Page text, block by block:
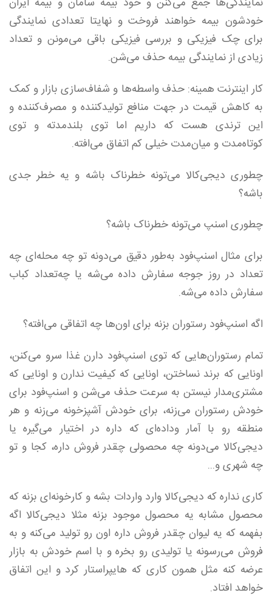
خودشون بیمه خواهند فروخت و نهایتا تعدادی نمایندگی
برای چک فیزیکی و بررسی فیزیکی باقی می‌مونن و تعداد
زیادی از نمایندگی بیمه حذف می‌شن.
کار اینترنت همینه: حذف واسطه‌ها و شفاف‌سازی بازار و کمک
به کاهش قیمت در جهت منافع تولید‌کننده و مصرف‌کننده و
این ترندی هست که داریم اما توی بلندمدته و توی
کوتاه‌مدت و میان‌مدت خیلی کم اتفاق می‌افته.
چطوری دیجی‌کالا می‌تونه خطرناک باشه و یه خطر جدی
باشه؟
چطوری اسنپ می‌تونه خطرناک باشه؟
برای مثال اسنپ‌فود به‌طور دقیق می‌دونه تو چه محله‌ای چه
تعداد در روز جوجه سفارش داده‌ می‌شه یا چه‌تعداد کباب
سفارش داده‌ می‌شه.
اگه اسنپ‌فود رستوران بزنه برای اون‌ها چه اتفاقی می‌افته؟
تمام رستوران‌هایی که توی اسنپ‌فود دارن غذا سرو می‌کنن،
اونایی که برند نساختن، اونایی که کیفیت ندارن و اونایی که
مشتری‌مدار نیستن به سرعت حذف می‌شن و اسنپ‌فود برای
خودش رستوران می‌زنه، برای خودش آشپزخونه می‌زنه و هر
منطقه رو با آمار وداده‌ای که داره در اختیار می‌گیره یا
دیجی‌کالا می‌دونه چه محصولی چقدر فروش داره، کجا و تو
چه شهری و...
کاری نداره که دیجی‌کالا وارد واردات بشه و کارخونه‌ای بزنه که
محصول مشابه یه محصول موجود بزنه مثلا دیجی‌کالا اگه
بفهمه که یه لیوان چقدر فروش داره اون رو تولید می‌کنه و به
فروش می‌رسونه یا تولیدی رو بخره و با اسم خودش به بازار
عرضه کنه مثل همون کاری که هایپر‌استار کرد و این اتفاق
خواهد افتاد.